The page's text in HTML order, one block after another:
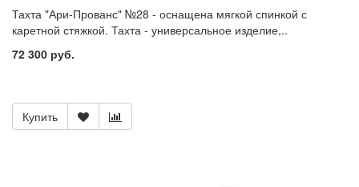
Тахта "Ари-Прованс" №28 - оснащена мягкой спинкой с
каретной стяжкой. Тахта - универсальное изделие,..
72 300 руб.
Купить